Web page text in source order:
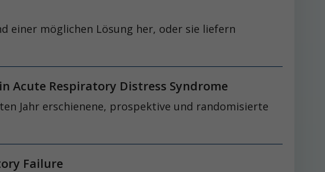
einer möglichen Lösung her, oder sie liefern
Acute Respiratory Distress Syndrome
Jahr erschienene, prospektive und randomisierte
Failure